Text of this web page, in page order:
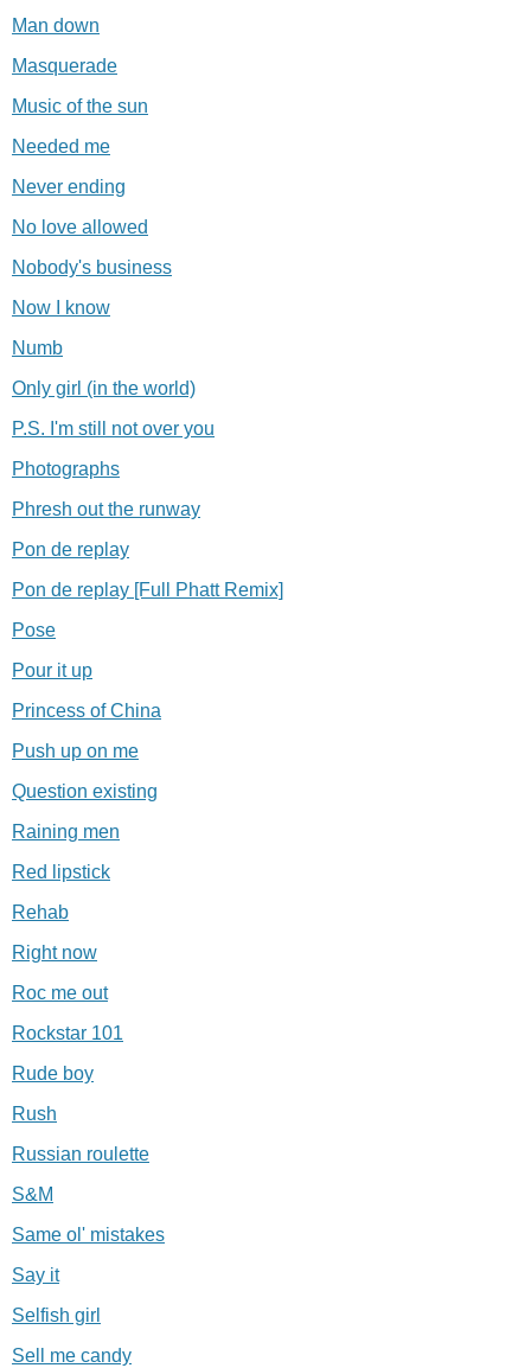
Man down
Masquerade
Music of the sun
Needed me
Never ending
No love allowed
Nobody's business
Now I know
Numb
Only girl (in the world)
P.S. I'm still not over you
Photographs
Phresh out the runway
Pon de replay
Pon de replay [Full Phatt Remix]
Pose
Pour it up
Princess of China
Push up on me
Question existing
Raining men
Red lipstick
Rehab
Right now
Roc me out
Rockstar 101
Rude boy
Rush
Russian roulette
S&M
Same ol' mistakes
Say it
Selfish girl
Sell me candy